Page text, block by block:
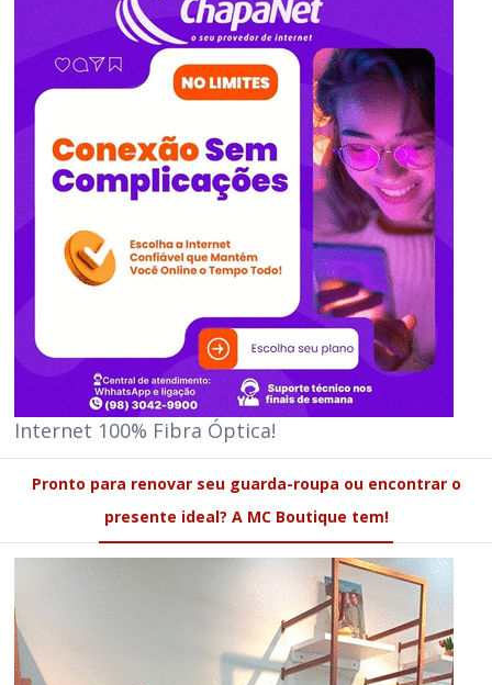
Internet 100% Fibra Óptica!
Pronto para renovar seu guarda-roupa ou encontrar o
presente ideal? A MC Boutique tem!